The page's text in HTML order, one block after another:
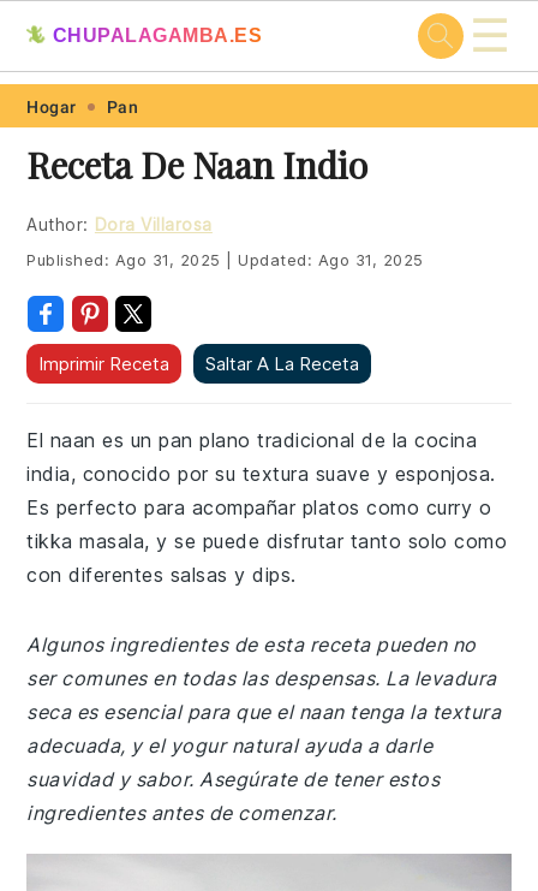
Skip
primary
navigation
Skip
main
content
Skip
primary
sidebar
Skip
footer
🦎 CHUPALAGAMBA.ES ☰
Hogar Pan
Receta De Naan Indio
Author: Dora Villarosa
Published: Ago 31, 2025 Updated: Ago 31, 2025
Imprimir Receta Saltar A La Receta
El naan es un pan plano tradicional de la cocina
india, conocido por su textura suave y esponjosa.
Es perfecto para acompañar platos como curry o
tikka masala, y se puede disfrutar tanto solo como
con diferentes salsas y dips.
Algunos ingredientes de esta receta pueden no
ser comunes en todas las despensas. La levadura
seca es esencial para que el naan tenga la textura
adecuada, y el yogur natural ayuda a darle
suavidad y sabor. Asegúrate de tener estos
ingredientes antes de comenzar.